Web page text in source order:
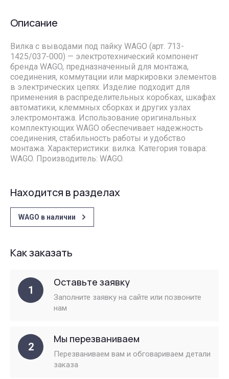
Описание
Вилка с выводами под пайку WAGO (арт. 713-
1425/037-000) — электротехнический компонент
бренда WAGO, предназначенный для монтажа,
соединения, коммутации или маркировки элементов
в электрических цепях. Изделие подходит для
применения в распределительных коробках, шкафах
автоматики, клеммных сборках и других узлах
электромонтажа. Использование оригинальных
комплектующих WAGO обеспечивает надежность
соединения, стабильность работы и удобство
монтажа. Характеристики: вилка. Категория товара:
WAGO. Производитель: WAGO.
Находится в разделах
WAGO в наличии
Как заказать
1
Оставьте заявку
Заполните заявку на сайте или позвоните
нам
2
Мы перезваниваем
Перезваниваем вам и обговариваем детали
заказа